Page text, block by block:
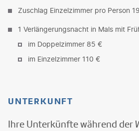
Zuschlag Einzelzimmer pro Person
1 Verlängerungsnacht in Mals mit
im Doppelzimmer 85 €
im Einzelzimmer 110 €
UNTERKUNFT
Ihre Unterkünfte während der